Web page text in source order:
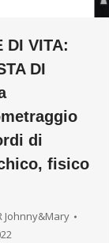
DI VITA:
DI
di
fisico
Johnny&Mary